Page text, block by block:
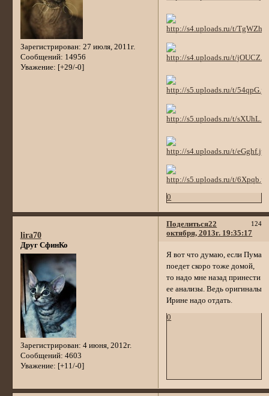
Зарегистрирован: 27 июля, 2011г.
Сообщений: 14956
Уважение: [+29/-0]
0
Поделиться 124
22
октября, 2013г. 19:35:17
lira70
Друг СфинКо
Зарегистрирован: 4 июня, 2012г.
Сообщений: 4603
Уважение: [+11/-0]
Я вот что думаю, если Пума
поедет скоро тоже домой,
то надо мне назад принести
ее анализы. Ведь оригиналы
Ирине надо отдать.
0